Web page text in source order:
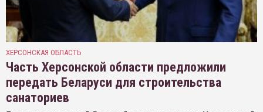
ХЕРСОНСКАЯ ОБЛАСТЬ
Часть Херсонской области предложили
передать Беларуси для строительства
санаториев